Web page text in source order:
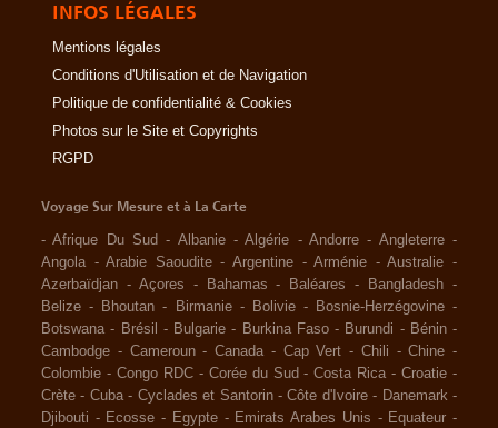
INFOS LÉGALES
Mentions légales
Conditions d'Utilisation et de Navigation
Politique de confidentialité & Cookies
Photos sur le Site et Copyrights
RGPD
Voyage Sur Mesure et à La Carte
-Afrique Du Sud - Albanie -Algérie -Andorre - Angleterre -
Angola -Arabie Saoudite -Argentine -Arménie -Australie -
Azerbaïdjan - Açores - Bahamas - Baléares - Bangladesh -
Belize - Bhoutan - Birmanie - Bolivie - Bosnie-Herzégovine -
Botswana - Brésil - Bulgarie - Burkina Faso - Burundi - Bénin -
Cambodge - Cameroun - Canada - Cap Vert - Chili -Chine -
Colombie - Congo RDC - Corée du Sud -Costa Rica -Croatie -
Crète - Cuba - Cyclades et Santorin -Côte d'Ivoire - Danemark -
Djibouti - Ecosse - Egypte - Emirats Arabes Unis - Equateur -